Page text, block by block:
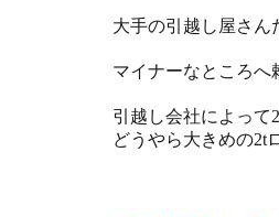
大手の引越し屋さん
マイナーなところへ
引越し会社によって
どうやら大きめの2t